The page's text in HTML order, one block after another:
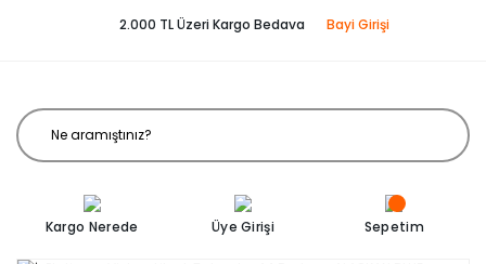
2.000 TL Üzeri Kargo Bedava Bayi Girişi
Kargo Nerede Üye Girişi Sepetim